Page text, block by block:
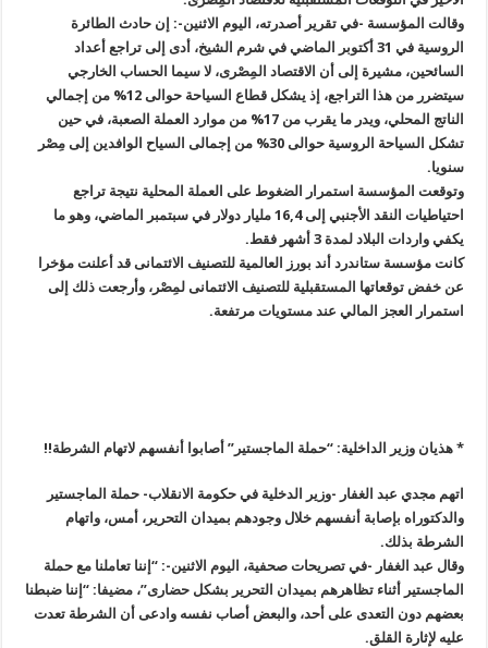
وقالت المؤسسة -في تقرير أصدرته، اليوم الاثنين-: إن حادث الطائرة
الروسية في 31 أكتوبر الماضي في شرم الشيخ، أدى إلى تراجع أعداد
السائحين، مشيرة إلى أن الاقتصاد المِصْرى، لا سيما الحساب الخارجي
سيتضرر من هذا التراجع، إذ يشكل قطاع السياحة حوالى 12% من إجمالي
الناتج المحلي، ويدر ما يقرب من17%
من موارد العملة الصعبة، في حين
تشكل السياحة الروسية حوالى 30% من إجمالى السياح الوافدين إلى مِصْر
سنويا.
وتوقعت المؤسسة استمرار الضغوط على العملة المحلية نتيجة تراجع
احتياطيات النقد الأجنبي إلى 16,4 مليار دولار في سبتمبر الماضي، وهو ما
يكفي واردات البلاد لمدة 3 أشهر فقط
.
كانت مؤسسة ستاندرد أند بورز العالمية للتصنيف الائتمانى قد أعلنت مؤخرا
عن خفض توقعاتها المستقبلية للتصنيف الائتمانى لمِصْر، وأرجعت ذلك إلى
استمرار العجز المالي عند مستويات مرتفعة.
* هذيان وزير الداخلية: “حملة الماجستير” أصابوا أنفسهم لاتهام الشرطة!!
اتهم مجدي عبد الغفار -وزير الدخلية في حكومة الانقلاب- حملة الماجستير
والدكتوراه بإصابة أنفسهم خلال وجودهم بميدان التحرير، أمس، واتهام
الشرطة بذلك.
وقال عبد الغفار -في تصريحات صحفية، اليوم الاثنين-: “إننا تعاملنا مع حملة
الماجستير أثناء تظاهرهم بميدان التحرير بشكل حضارى”، مضيفا: “إننا ضبطنا
بعضهم دون التعدى على أحد، والبعض أصاب نفسه وادعى أن الشرطة تعدت
عليه لإثارة القلق.